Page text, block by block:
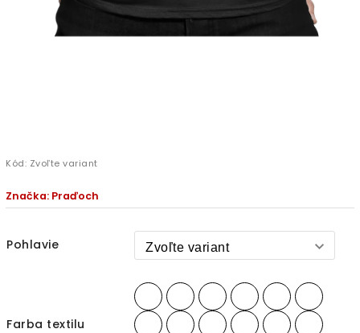
Kód: Zvoľte variant
Značka: Praďoch
Pohlavie
Farba textilu